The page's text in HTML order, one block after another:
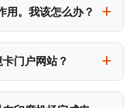
用。我该怎么办？
门户网站？